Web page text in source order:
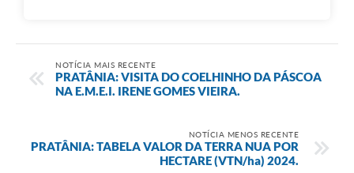
NOTÍCIA MAIS RECENTE
PRATÂNIA: VISITA DO COELHINHO DA PÁSCOA
NA E.M.E.I. IRENE GOMES VIEIRA.
NOTÍCIA MENOS RECENTE
PRATÂNIA: TABELA VALOR DA TERRA NUA POR
HECTARE (VTN/ha) 2024.